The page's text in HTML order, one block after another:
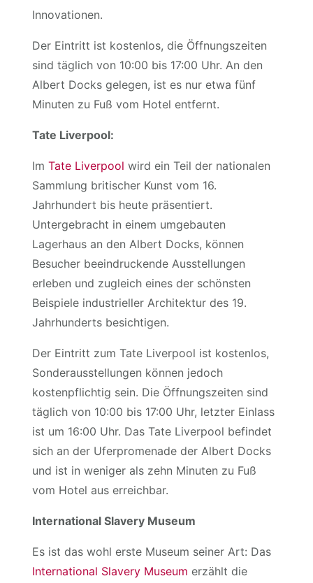
Innovationen.
Der Eintritt ist kostenlos, die Öffnungszeiten
sind täglich von 10:00 bis 17:00 Uhr. An den
Albert Docks gelegen, ist es nur etwa fünf
Minuten zu Fuß vom Hotel entfernt.
Tate Liverpool:
ImTate Liverpool wird ein Teil der nationalen
Sammlung britischer Kunst vom 16.
Jahrhundert bis heute präsentiert.
Untergebracht in einem umgebauten
Lagerhaus an den Albert Docks, können
Besucher beeindruckende Ausstellungen
erleben und zugleich eines der schönsten
Beispiele industrieller Architektur des 19.
Jahrhunderts besichtigen.
Der Eintritt zum Tate Liverpool ist kostenlos,
Sonderausstellungen können jedoch
kostenpflichtig sein. Die Öffnungszeiten sind
täglich von 10:00 bis 17:00 Uhr, letzter Einlass
ist um 16:00 Uhr. Das Tate Liverpool befindet
sich an der Uferpromenade der Albert Docks
und ist in weniger als zehn Minuten zu Fuß
vom Hotel aus erreichbar.
International Slavery Museum
Es ist das wohl erste Museum seiner Art: Das
International Slavery Museum erzählt die